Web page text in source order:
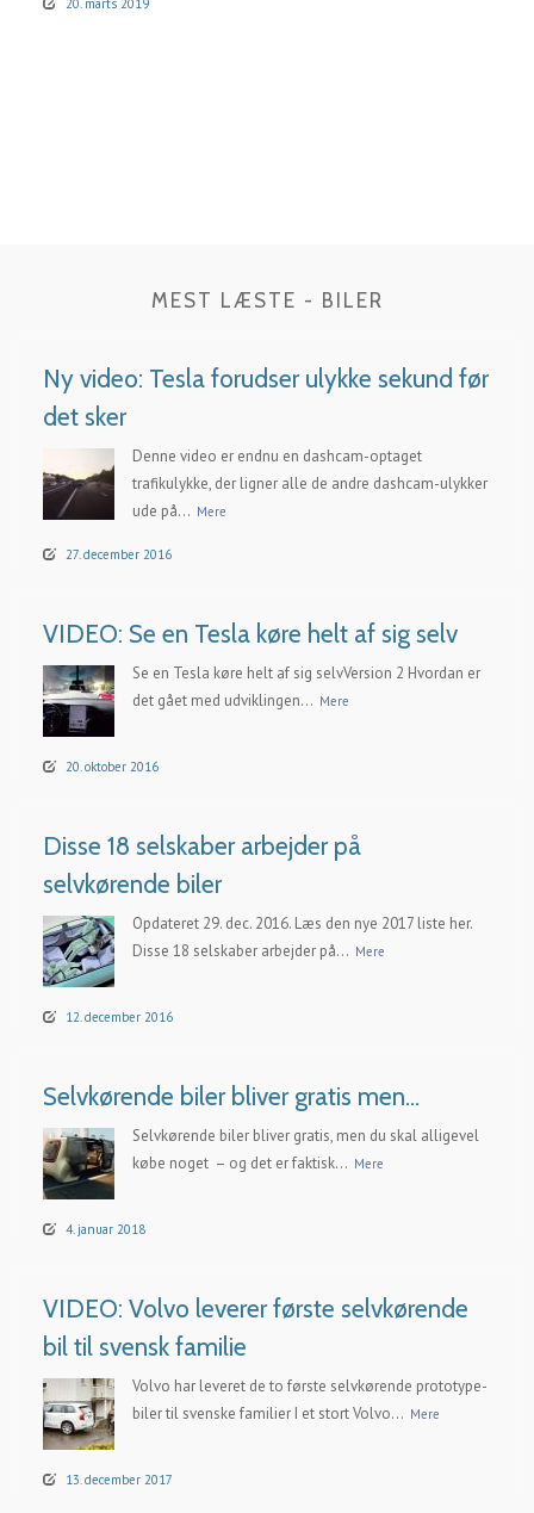
MEST LÆSTE - BILER
Ny video: Tesla forudser ulykke sekund før
det sker
Denne video er endnu en dashcam-optaget
trafikulykke, der ligner alle de andre dashcam-ulykker
ude på... Mere
27. december 2016
VIDEO: Se en Tesla køre helt af sig selv
Se en Tesla køre helt af sig selvVersion 2 Hvordan er
det gået med udviklingen... Mere
20. oktober 2016
Disse 18 selskaber arbejder på
selvkørende biler
Opdateret 29. dec. 2016. Læs den nye 2017 liste her.
Disse 18 selskaber arbejder på... Mere
12. december 2016
Selvkørende biler bliver gratis men…
Selvkørende biler bliver gratis, men du skal alligevel
købe noget – og det er faktisk... Mere
4. januar 2018
VIDEO: Volvo leverer første selvkørende
bil til svensk familie
Volvo har leveret de to første selvkørende prototype-
biler til svenske familier I et stort Volvo... Mere
13. december 2017